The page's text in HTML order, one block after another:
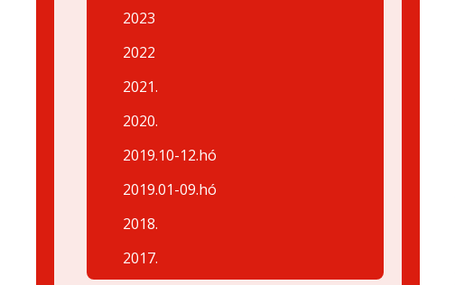
2023
2022
2021.
2020.
2019.10-12.hó
2019.01-09.hó
2018.
2017.